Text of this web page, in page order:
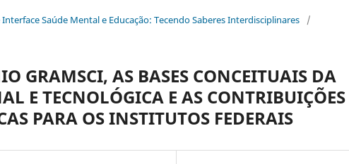
Interface Saúde Mental e Educação: Tecendo Saberes Interdisciplinares
/
GRAMSCI, AS BASES CONCEITUAIS DA
E TECNOLÓGICA E AS CONTRIBUIÇÕES
PARA OS INSTITUTOS FEDERAIS